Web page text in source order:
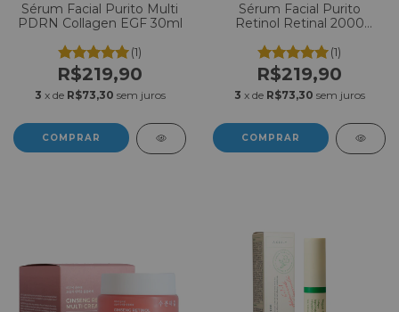
Sérum Facial Purito Multi
PDRN Collagen EGF 30ml
(1)
R$219,90
3 x de R$73,30 sem juros
Sérum Facial Purito
Retinol Retinal 2000
(1)
R$219,90
3 x de R$73,30 sem juros